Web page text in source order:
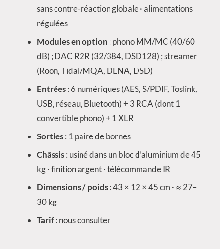
sans contre-réaction globale · alimentations
régulées
Modules en option : phono MM/MC (40/60
dB) ; DAC R2R (32/384, DSD128) ; streamer
(Roon, Tidal/MQA, DLNA, DSD)
Entrées: 6 numériques (AES, S/PDIF, Toslink,
USB, réseau, Bluetooth) + 3 RCA (dont 1
convertible phono) + 1 XLR
Sorties: 1 paire de bornes
Châssis: usiné dans un bloc d’aluminium de 45
kg · finition argent · télécommande IR
Dimensions / poids: 43 × 12 × 45 cm · ≈ 27–
30 kg
Tarif: nous consulter